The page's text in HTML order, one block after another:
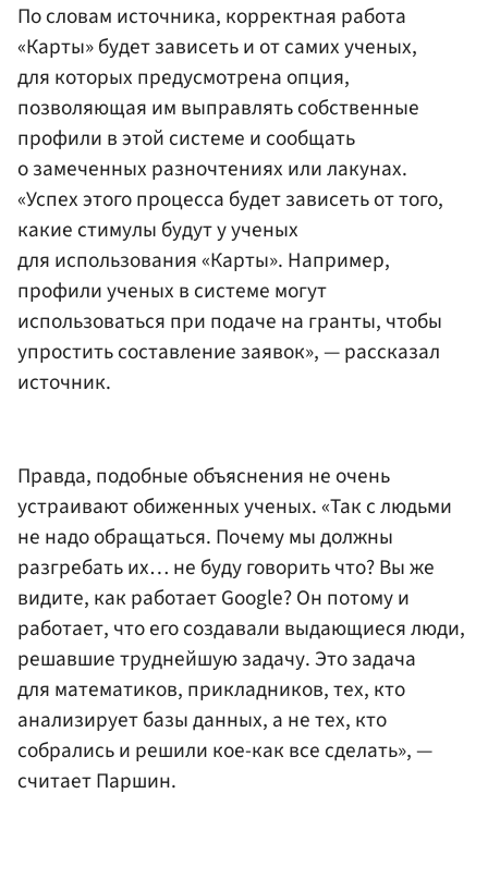
По словам источника, корректная работа
«Карты» будет зависеть и от самих ученых,
для которых предусмотрена опция,
позволяющая им выправлять собственные
профили в этой системе и сообщать
о замеченных разночтениях или лакунах.
«Успех этого процесса будет зависеть от того,
какие стимулы будут у ученых
для использования «Карты». Например,
профили ученых в системе могут
использоваться при подаче на гранты, чтобы
упростить составление заявок», — рассказал
источник.
Правда, подобные объяснения не очень
устраивают обиженных ученых. «Так с людьми
не надо обращаться. Почему мы должны
разгребать их… не буду говорить что? Вы же
видите, как работает Google? Он потому и
работает, что его создавали выдающиеся люди,
решавшие труднейшую задачу. Это задача
для математиков, прикладников, тех, кто
анализирует базы данных, а не тех, кто
собрались и решили кое-как все сделать», —
считает Паршин.